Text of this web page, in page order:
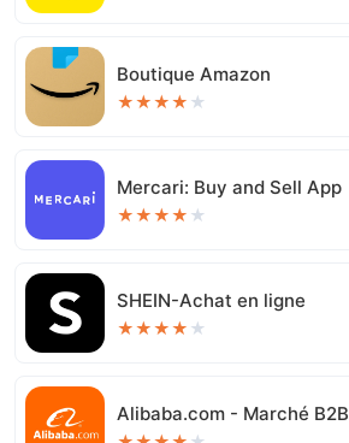
Boutique Amazon
★★★★ ★
Mercari: Buy and Sell App
★★★★ ★
SHEIN-Achat en ligne
★★★★ ★
Alibaba.com - Marché B2B